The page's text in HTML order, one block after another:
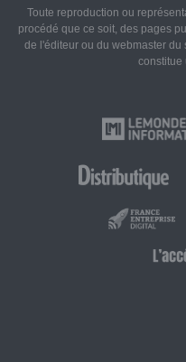
Toute reproduction ou
procédé que ce soit, des pages
de l'éditeur ou du webmaster
constitue